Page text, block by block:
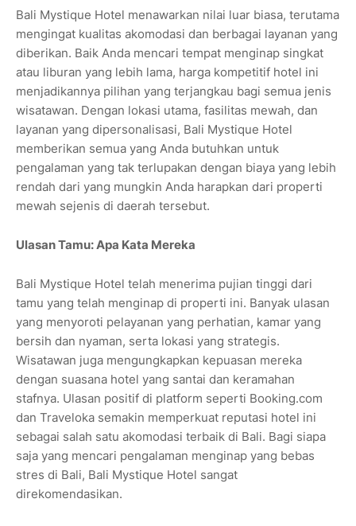
Bali Mystique Hotel menawarkan nilai luar biasa, terutama
mengingat kualitas akomodasi dan berbagai layanan yang
diberikan. Baik Anda mencari tempat menginap singkat
atau liburan yang lebih lama, harga kompetitif hotel ini
menjadikannya pilihan yang terjangkau bagi semua jenis
wisatawan. Dengan lokasi utama, fasilitas mewah, dan
layanan yang dipersonalisasi, Bali Mystique Hotel
memberikan semua yang Anda butuhkan untuk
pengalaman yang tak terlupakan dengan biaya yang lebih
rendah dari yang mungkin Anda harapkan dari properti
mewah sejenis di daerah tersebut.
Ulasan Tamu: Apa Kata Mereka
Bali Mystique Hotel telah menerima pujian tinggi dari
tamu yang telah menginap di properti ini. Banyak ulasan
yang menyoroti pelayanan yang perhatian, kamar yang
bersih dan nyaman, serta lokasi yang strategis.
Wisatawan juga mengungkapkan kepuasan mereka
dengan suasana hotel yang santai dan keramahan
stafnya. Ulasan positif di platform seperti Booking.com
dan Traveloka semakin memperkuat reputasi hotel ini
sebagai salah satu akomodasi terbaik di Bali. Bagi siapa
saja yang mencari pengalaman menginap yang bebas
stres di Bali, Bali Mystique Hotel sangat
direkomendasikan.